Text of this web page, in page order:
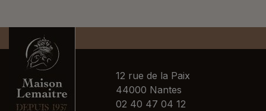
12 rue de la Paix
44000 Nantes
02 40 47 04 12